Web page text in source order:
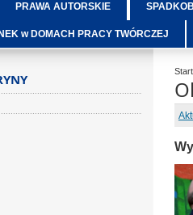
PRAWA AUTORSKIE
w DOMACH PRACY TWÓRCZEJ
Start